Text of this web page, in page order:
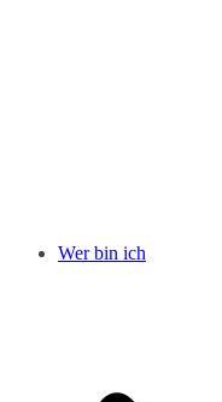
Wer bin ich